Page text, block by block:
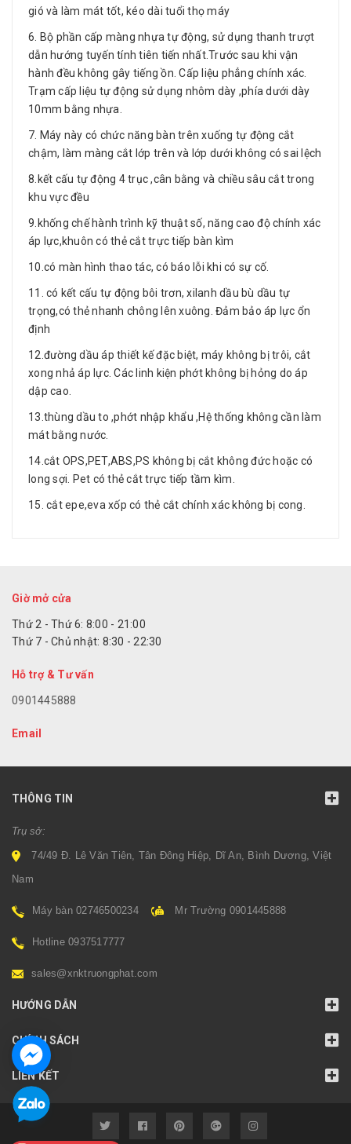
gió và làm mát tốt, kéo dài tuổi thọ máy
6. Bộ phần cấp màng nhựa tự động, sử dụng thanh trượt
dẫn hướng tuyến tính tiên tiến nhất.Trước sau khi vận
hành đều không gây tiếng ồn. Cấp liệu phẳng chính xác.
Trạm cấp liệu tự động sử dụng nhôm dày ,phía dưới dày
10mm bằng nhựa.
7. Máy này có chức năng bàn trên xuống tự động cắt
chậm, làm màng cắt lớp trên và lớp dưới không có sai lệch
8.kết cấu tự động 4 trục ,cân bằng và chiều sâu cắt trong
khu vực đều
9.khống chế hành trình kỹ thuật số, năng cao độ chính xác
áp lực,khuôn có thẻ cắt trực tiếp bàn kìm
10.có màn hình thao tác, có báo lỗi khi có sự cố.
11. có kết cấu tự động bôi trơn, xilanh dầu bù dầu tự
trọng,có thẻ nhanh chông lên xuông. Đảm bảo áp lực ổn
định
12.đường dầu áp thiết kế đặc biệt, máy không bị trôi, cắt
xong nhả áp lực. Các linh kiện phớt không bị hỏng do áp
dập cao.
13.thùng dầu to ,phớt nhập khẩu ,Hệ thống không cần làm
mát bằng nước.
14.cắt OPS,PET,ABS,PS không bị cắt không đức hoặc có
long sợi. Pet có thẻ cắt trực tiếp tầm kìm.
15. cắt epe,eva xốp có thẻ cắt chính xác không bị cong.
Giờ mở cửa
Thứ 2 - Thứ 6: 8:00 - 21:00
Thứ 7 - Chủ nhật: 8:30 - 22:30
Hỗ trợ & Tư vấn
0901445888
Email
THÔNG TIN
Trụ sở:
74/49 Đ. Lê Văn Tiên, Tân Đông Hiệp, Dĩ An, Bình Dương, Việt
Nam
Máy bàn 02746500234 Mr Trường 0901445888
Hotline 0937517777
sales@xnktruongphat.com
HƯỚNG DẪN
CHÍNH SÁCH
LIÊN KẾT